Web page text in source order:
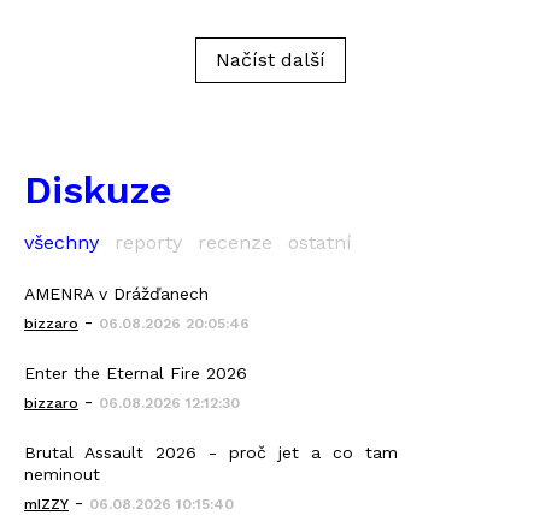
Načíst další
Diskuze
všechny reporty recenze ostatní
AMENRA v Drážďanech
bizzaro - 06.08.2026 20:05:46
Enter the Eternal Fire 2026
bizzaro - 06.08.2026 12:12:30
Brutal Assault 2026 - proč jet a co tam
neminout
mIZZY - 06.08.2026 10:15:40